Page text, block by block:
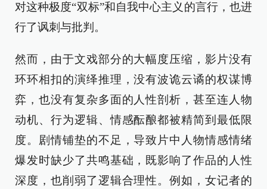
对这种极度“双标”和自我中心主义的言行，也进
行了讽刺与批判。
然而，由于文戏部分的大幅度压缩，影片没有
环环相扣的演绎推理，没有波诡云谲的权谋博
弈，也没有复杂多面的人性剖析，甚至连人物
动机、行为逻辑、情感酝酿都被精简到最低限
度。剧情铺垫的不足，导致片中人物情感情绪
爆发时缺少了共鸣基础，既影响了作品的人性
深度，也削弱了逻辑合理性。例如，女记者的